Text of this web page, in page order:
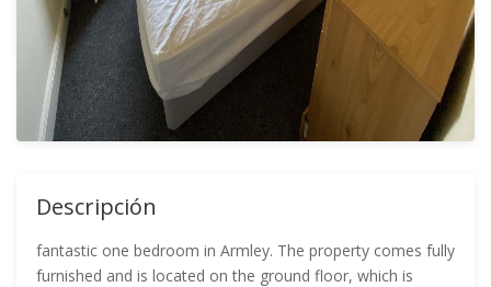
Descripción
fantastic one bedroom in Armley. The property comes fully
furnished and is located on the ground floor, which is